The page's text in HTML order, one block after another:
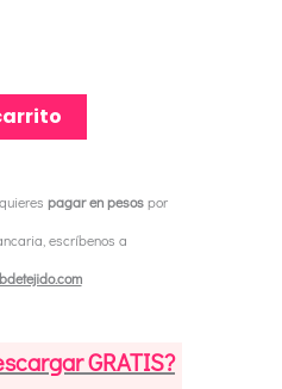
pagar en pesospor
escríbenos a
GRATIS?